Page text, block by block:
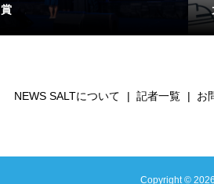
賞
NEWS SALTについて 記者一覧 お
Copyright ©2026